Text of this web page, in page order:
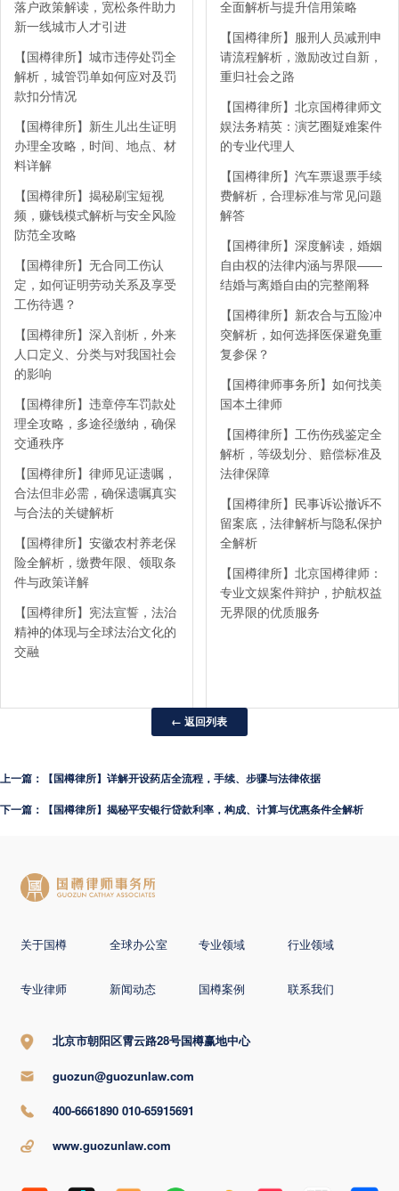
落户政策解读，宽松条件助力
新一线城市人才引进
【国樽律所】城市违停处罚全
解析，城管罚单如何应对及罚
款扣分情况
【国樽律所】新生儿出生证明
办理全攻略，时间、地点、材
料详解
【国樽律所】揭秘刷宝短视
频，赚钱模式解析与安全风险
防范全攻略
【国樽律所】无合同工伤认
定，如何证明劳动关系及享受
工伤待遇？
【国樽律所】深入剖析，外来
人口定义、分类与对我国社会
的影响
【国樽律所】违章停车罚款处
理全攻略，多途径缴纳，确保
交通秩序
【国樽律所】律师见证遗嘱，
合法但非必需，确保遗嘱真实
与合法的关键解析
【国樽律所】安徽农村养老保
险全解析，缴费年限、领取条
件与政策详解
【国樽律所】宪法宣誓，法治
精神的体现与全球法治文化的
交融
全面解析与提升信用策略
【国樽律所】服刑人员减刑申
请流程解析，激励改过自新，
重归社会之路
【国樽律所】北京国樽律师文
娱法务精英：演艺圈疑难案件
的专业代理人
【国樽律所】汽车票退票手续
费解析，合理标准与常见问题
解答
【国樽律所】深度解读，婚姻
自由权的法律内涵与界限——
结婚与离婚自由的完整阐释
【国樽律所】新农合与五险冲
突解析，如何选择医保避免重
复参保？
【国樽律师事务所】如何找美
国本土律师
【国樽律所】工伤伤残鉴定全
解析，等级划分、赔偿标准及
法律保障
【国樽律所】民事诉讼撤诉不
留案底，法律解析与隐私保护
全解析
【国樽律所】北京国樽律师：
专业文娱案件辩护，护航权益
无界限的优质服务
← 返回列表
上一篇：【国樽律所】详解开设药店全流程，手续、步骤与法律依据
下一篇：【国樽律所】揭秘平安银行贷款利率，构成、计算与优惠条件全解析
关于国樽 全球办公室 专业领域 行业领域
专业律师 新闻动态 国樽案例 联系我们
北京市朝阳区霄云路28号国樽赢地中心
guozun@guozunlaw.com
400-6661890 010-65915691
www.guozunlaw.com